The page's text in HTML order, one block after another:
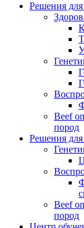
Решения
Beef
пород
Решения
Beef
пород